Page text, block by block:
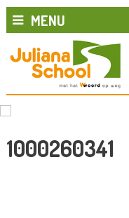
MENU
1000260341